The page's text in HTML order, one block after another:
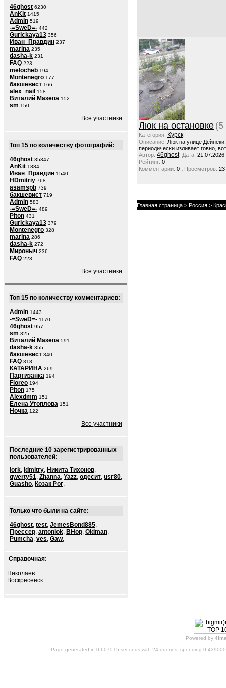
46ghost 6230
AnKit 1415
Admin 519
-=SweD=- 442
Gurickaya13 356
Иван_Правдин 237
marina 235
dasha-k 231
FAQ 223
melocheb 194
Montenegro 177
бакшевист 166
alex_nail 158
Виталий Мазепа 152
sm 150
Все участники
Топ 15 по количеству фотографий:
46ghost 35347
AnKit 1884
Иван_Правдин 1540
HDmitriy 768
asamspb 739
бакшевист 719
Admin 583
-=SweD=- 489
Piton 431
Gurickaya13 379
Montenegro 328
marina 286
dasha-k 272
Мироныч 236
FAQ 223
Все участники
Топ 15 по количеству комментариев:
Admin 1443
-=SweD=- 1170
46ghost 957
sm 825
Виталий Мазепа 591
dasha-k 355
бакшевист 340
FAQ 318
КАТАРИНА 269
Партизанка 194
Floreo 194
Piton 175
Alexdmm 151
Елена Утоплова 151
Ночка 122
Все участники
Последние 10 зарегистрированных
пользователей:
lork, ldmitry, Никита Тихонов,
qwerty51, Zhanna, Yazz, одесит, usr80,
Guasho, Козак Рог,
Только что были на сайте:
46ghost, test, JemesBond885,
Прессер, antoniok, BHop, Oldman,
Pumcha, ves, Gaw,
Справочная:
Николаев
Воскресенск
Люк на остановке (5
Категория: Курск
Описание: Люк на улице
периодически изливает говно,
Автор: 46ghost Дата: 21.07.2026
Рейтинг: 0
Комментарии: 0 , Просмотров: 23
Главная страница > Россия >
Powered by
Page generated in 0.607515 seconds with 24 queries, spending